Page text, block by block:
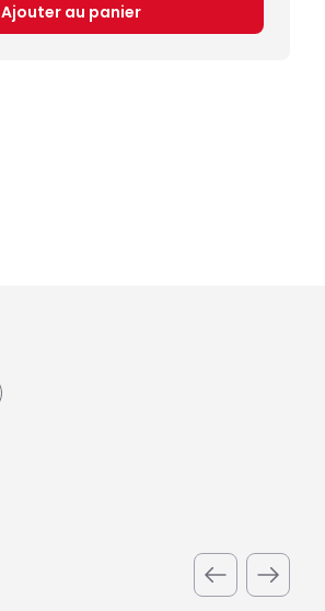
Ajouter au panier